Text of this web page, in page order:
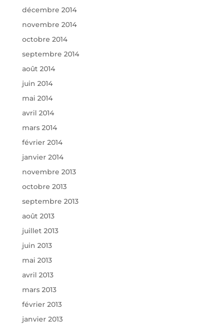
décembre 2014
novembre 2014
octobre 2014
septembre 2014
août 2014
juin 2014
mai 2014
avril 2014
mars 2014
février 2014
janvier 2014
novembre 2013
octobre 2013
septembre 2013
août 2013
juillet 2013
juin 2013
mai 2013
avril 2013
mars 2013
février 2013
janvier 2013